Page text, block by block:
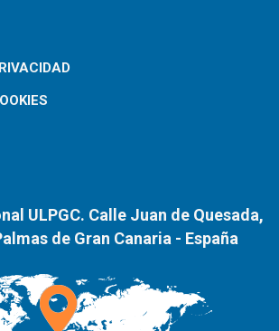
ULPGC. Calle Juan de Quesada,
de Gran Canaria - España